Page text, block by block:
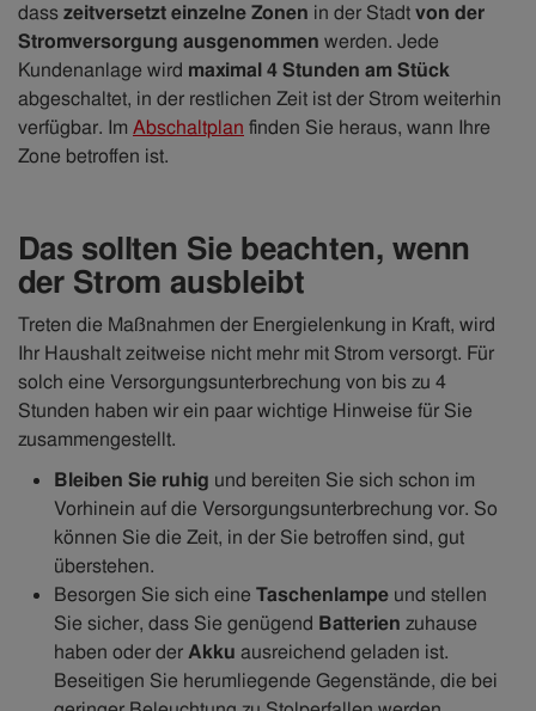
dasszeitversetzt einzelne Zonen in der Stadtvon der
Stromversorgung ausgenommen werden. Jede
Kundenanlage wird maximal 4 Stunden am Stück
abgeschaltet, in der restlichen Zeit ist der Strom weiterhin
verfügbar. Im Abschaltplan finden Sie heraus, wann Ihre
Zone betroffen ist.
Das sollten Sie beachten, wenn
der Strom ausbleibt
Treten die Maßnahmen der Energielenkung in Kraft, wird
Ihr Haushalt zeitweise nicht mehr mit Strom versorgt. Für
solch eine Versorgungsunterbrechung von bis zu 4
Stunden haben wir ein paar wichtige Hinweise für Sie
zusammengestellt.
Bleiben Sie ruhig und bereiten Sie sich schon im
Vorhinein auf die Versorgungsunterbrechung vor. So
können Sie die Zeit, in der Sie betroffen sind, gut
überstehen.
Besorgen Sie sich eine Taschenlampe und stellen
Sie sicher, dass Sie genügend Batterien zuhause
haben oder derAkku ausreichend geladen ist.
Beseitigen Sie herumliegende Gegenstände, die bei